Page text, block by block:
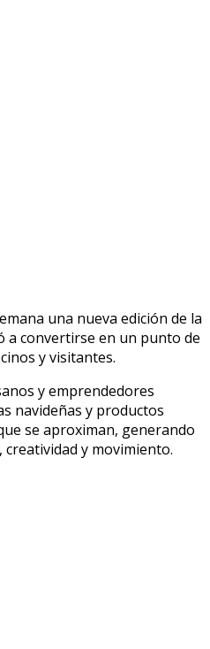
una nueva edición de la
a convertirse en un punto de
y visitantes.
y emprendedores
navideñas y productos
se aproximan, generando
y movimiento.